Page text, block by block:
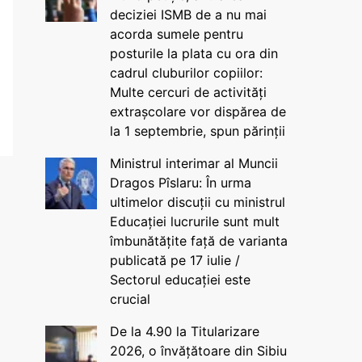
deciziei ISMB de a nu mai
acorda sumele pentru
posturile la plata cu ora din
cadrul cluburilor copiilor:
Multe cercuri de activități
extrașcolare vor dispărea de
la 1 septembrie, spun părinții
Ministrul interimar al Muncii
Dragos Pîslaru: În urma
ultimelor discuții cu ministrul
Educației lucrurile sunt mult
îmbunătățite față de varianta
publicată pe 17 iulie /
Sectorul educației este
crucial
De la 4.90 la Titularizare
2026, o învățătoare din Sibiu